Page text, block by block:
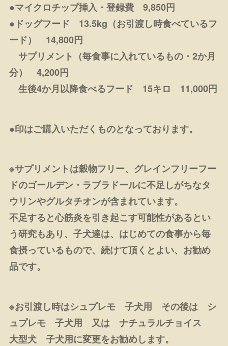
●マイクロチップ挿入・登録費 9,850円
●ドッグフード 13.5kg（お引渡し時食べているフ
ード） 14,800円
サプリメント（毎食事に入れているもの・2か月
分） 4,200円
生後4か月以降食べるフード 15キロ 11,000円
●印はご購入いただくものとなっております。
※サプリメントは穀物フリー、グレインフリーフー
ドのゴールデン・ラブラドールに不足しがちなタ
ウリンやグルタチオンが含まれています。
不足すると心筋炎を引き起こす可能性があるとい
う研究もあり、子犬達は、はじめての食事から毎
食摂っているもので、続けて頂くとよい、お勧め
品です。
※お引渡し時はシュプレモ 子犬用 その後は シ
ュプレモ 子犬用 又は ナチュラルチョイス
大型犬 子犬用に変更をお勧めします。